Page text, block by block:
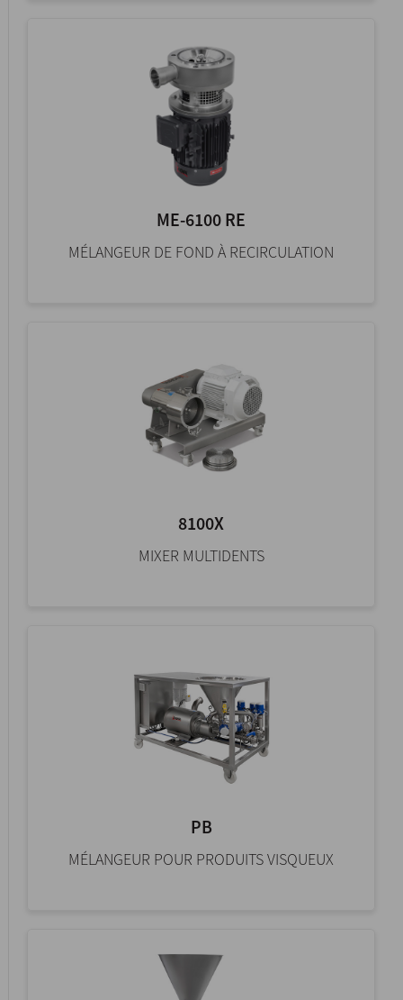
ME-6100 RE
MÉLANGEUR DE FOND À RECIRCULATION
8100X
MIXER MULTIDENTS
PB
MÉLANGEUR POUR PRODUITS VISQUEUX